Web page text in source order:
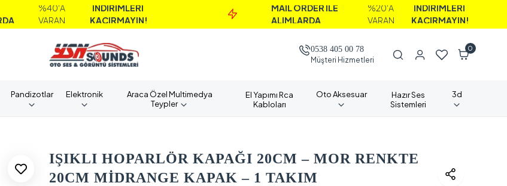
VARAN
İNDİRİMLERİ
KAÇIRMAYIN!
MAİL ORDER İLE
ALIMLARDA
%20'A
İNDİRİMLERİ
KAÇIRMAYIN!
0538 405 00 78
Müşteri Hizmetleri
0
Pandizotlar Elektronik
Araca Özel Multimedya
Teypler
El Yapımı Rca
Kabloları
Oto Aksesuar
Hazır Ses
Sistemleri
3d
IŞIKLI HOPARLÖR KAPAĞI 20CM – MOR RENKTE
20CM MİDRANGE KAPAK – 1 TAKIM